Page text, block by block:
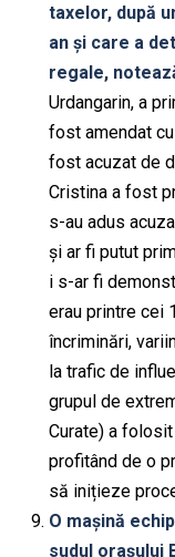
taxelor, după
an și care a
regale,
Urdangarin, a
fost amendat
fost acuzat de
Cristina a fost
s-au adus
și ar fi putut
i s-ar fi
erau printre cei
încriminări,
la trafic de
grupul de
Curate) a
profitând de o
să inițieze
O mașină
sudul orașului